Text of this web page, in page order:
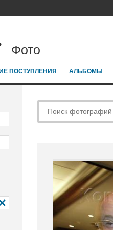
Фото
ПОСТУПЛЕНИЯ АЛЬБОМЫ